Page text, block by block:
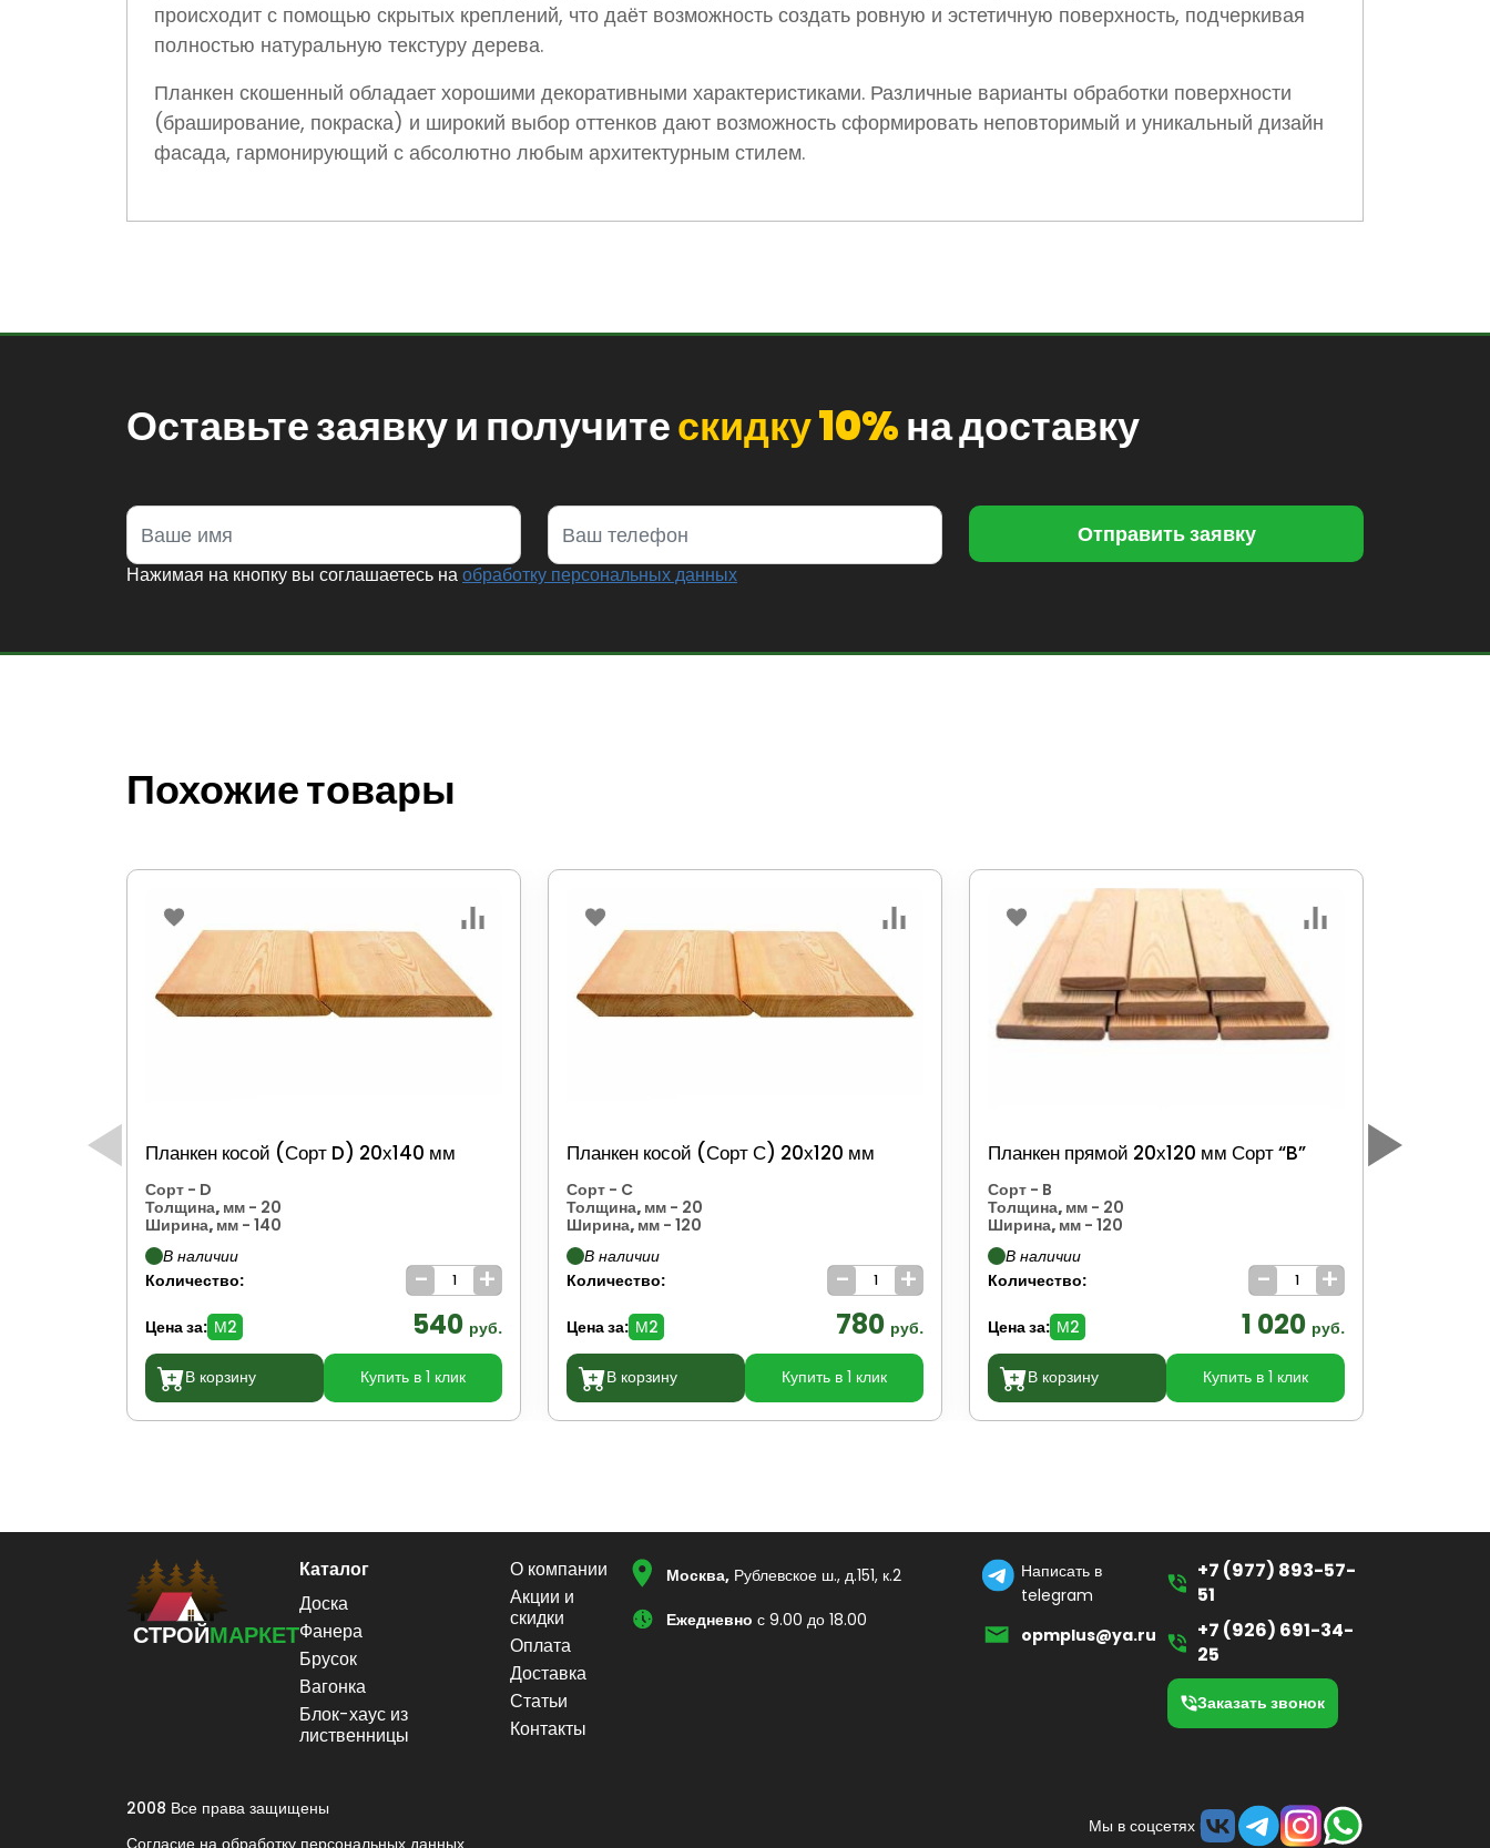
происходит с помощью скрытых креплений, что даёт возможность создать ровную и эстетичную поверхность, подчеркивая
полностью натуральную текстуру дерева.
Планкен скошенный обладает хорошими декоративными характеристиками. Различные варианты обработки поверхности
(браширование, покраска) и широкий выбор оттенков дают возможность сформировать неповторимый и уникальный дизайн
фасада, гармонирующий с абсолютно любым архитектурным стилем.
Оставьте заявку и получитескидку 10%на доставку
Нажимая на кнопку вы соглашаетесь наобработку персональных данных
Похожие товары
Планкен косой (Сорт D) 20х140 мм
Сорт - D
Толщина, мм - 20
Ширина, мм - 140
В наличии
Количество:
- +
Цена за: М2 540 руб.
В корзину Купить в 1 клик
Планкен косой (Сорт С) 20х120 мм
Сорт - C
Толщина, мм - 20
Ширина, мм - 120
В наличии
Количество:
- +
Цена за: М2 780 руб.
В корзину Купить в 1 клик
Планкен прямой 20х120 мм Сорт “B”
Сорт - B
Толщина, мм - 20
Ширина, мм - 120
В наличии
Количество:
- +
Цена за: М2 1 020 руб.
В корзину Купить в 1 клик
СТРОЙМАРКЕТ
Каталог
Доска
Фанера
Брусок
Вагонка
Блок-хаус из
лиственницы
О компании
Акции и
скидки
Оплата
Доставка
Статьи
Контакты
Москва,Рублевское ш., д.151, к.2
Ежедневно с 9.00 до 18.00
Написать в
telegram
opmplus@ya.ru
+7 (977) 893-57-
51
+7 (926) 691-34-
25
Заказать звонок
2008 Все права защищены
Согласие на обработку персональных данных
Мы в соцсетях